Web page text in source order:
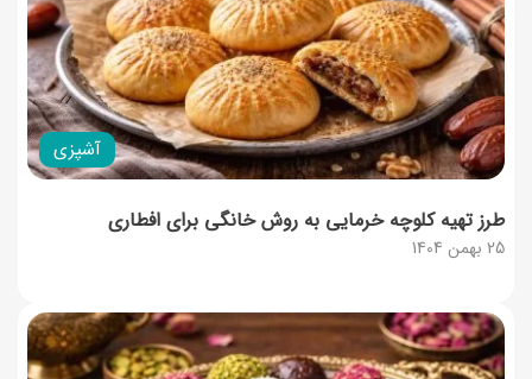
آشپزی
25 بهمن 1404
طرز تهیه کلوچه خرمایی به روش خانگی برای افطاری